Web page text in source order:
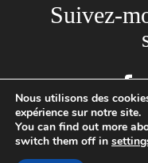
Suivez-
Site créé par l'Agence
Professionnel, N°SIRET :
Nous utilisons des
expérience sur notre site.
You can find out more
switch them off in